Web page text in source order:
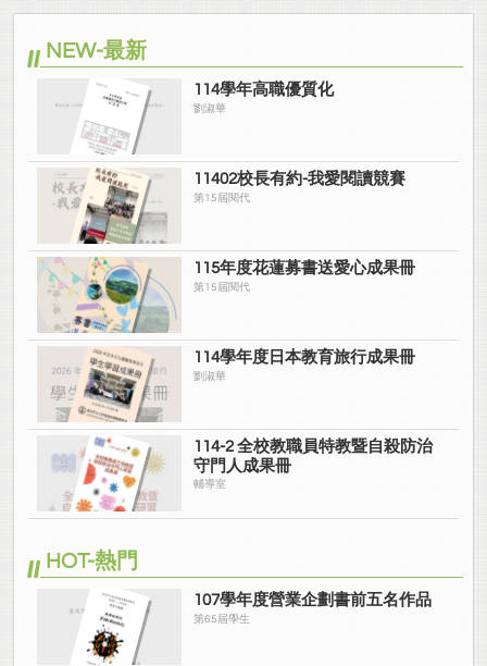
NEW-最新
114學年高職優質化
劉淑華
11402校長有約-我愛閱讀競賽
第15屆閱代
115年度花蓮募書送愛心成果冊
第15屆閱代
114學年度日本教育旅行成果冊
劉淑華
114-2 全校教職員特教暨自殺防治
守門人成果冊
輔導室
HOT-熱門
107學年度營業企劃書前五名作品
第65屆學生